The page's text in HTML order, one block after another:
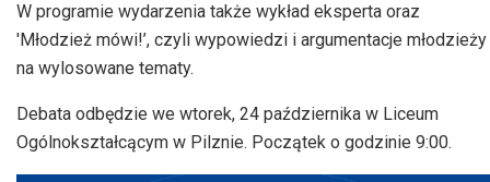
W programie wydarzenia także wykład eksperta oraz
'Młodzież mówi!’, czyli wypowiedzi i argumentacje młodzieży
na wylosowane tematy.
Debata odbędzie we wtorek, 24 października w Liceum
Ogólnokształcącym w Pilznie. Początek o godzinie 9:00.